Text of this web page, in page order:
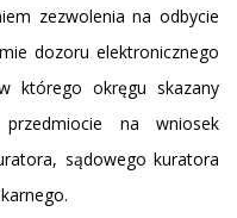
zezwolenia na odbycie
dozoru elektronicznego
którego okręgu skazany
na wniosek
sądowego kuratora